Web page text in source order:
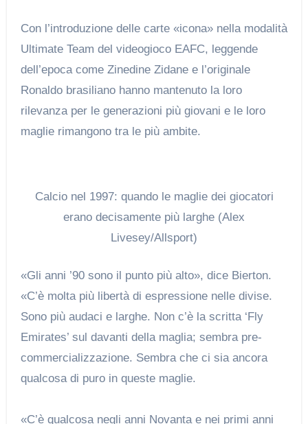
Con l’introduzione delle carte «icona» nella modalità
Ultimate Team del videogioco EAFC, leggende
dell’epoca come Zinedine Zidane e l’originale
Ronaldo brasiliano hanno mantenuto la loro
rilevanza per le generazioni più giovani e le loro
maglie rimangono tra le più ambite.
Calcio nel 1997: quando le maglie dei giocatori
erano decisamente più larghe (Alex
Livesey/Allsport)
«Gli anni ’90 sono il punto più alto», dice Bierton.
«C’è molta più libertà di espressione nelle divise.
Sono più audaci e larghe. Non c’è la scritta ‘Fly
Emirates’ sul davanti della maglia; sembra pre-
commercializzazione. Sembra che ci sia ancora
qualcosa di puro in queste maglie.
«C’è qualcosa negli anni Novanta e nei primi anni